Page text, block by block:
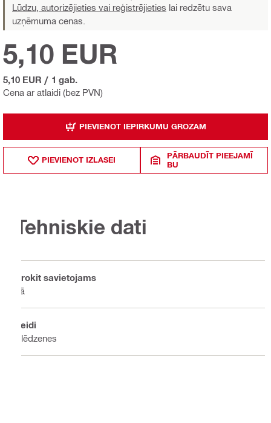
Lūdzu, autorizējieties vai reģistrējieties lai redzētu sava
uzņēmuma cenas.
Cena ar atlaidi (bez PVN)
5,10 EUR
5,10 EUR / 1 gab.
PIEVIENOT IEPIRKUMU GROZAM
PIEVIENOT IZLASEI
PĀRBAUDĪT PIEEJAMĪ
BU
Tehniskie dati
Prokit savietojams
Jā
Veidi
Slēdzenes